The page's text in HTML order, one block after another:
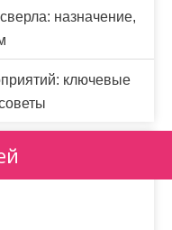
назначение,
ключевые